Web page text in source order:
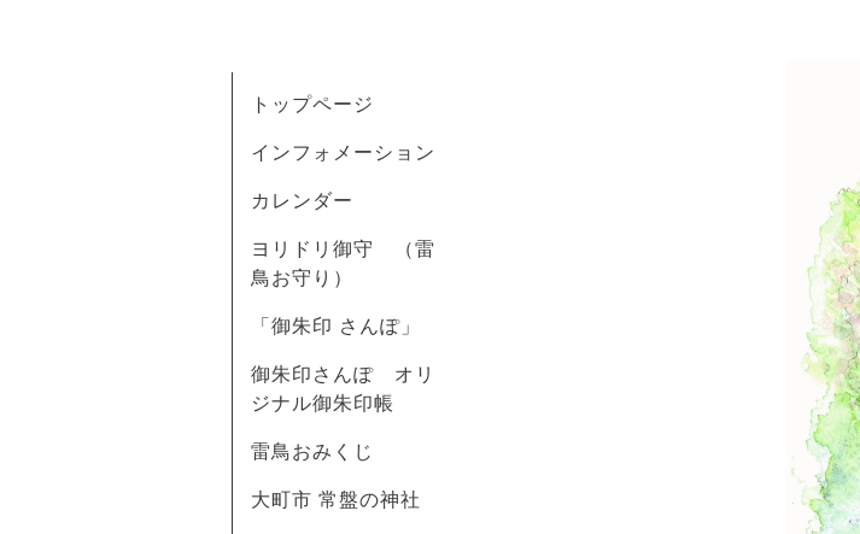
トップページ
インフォメーション
カレンダー
ヨリドリ御守 （雷
鳥お守り）
「御朱印 さんぽ」
御朱印さんぽ オリ
ジナル御朱印帳
雷鳥おみくじ
大町市 常盤の神社